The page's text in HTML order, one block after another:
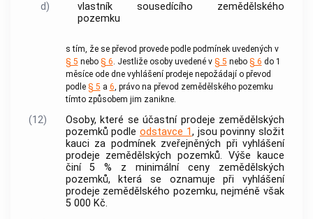
d)
vlastník sousedícího zemědělského
pozemku
s tím, že se převod provede podle podmínek uvedených v
§ 5 nebo § 6 . Jestliže osoby uvedené v § 5 nebo § 6 do 1
měsíce ode dne vyhlášení prodeje nepožádají o převod
podle § 5 a 6 , právo na převod zemědělského pozemku
tímto způsobem jim zanikne.
(12)
Osoby, které se účastní prodeje zemědělských
pozemků podle odstavce 1, jsou povinny složit
kauci za podmínek zveřejněných při vyhlášení
prodeje zemědělských pozemků. Výše kauce
činí 5 % z minimální ceny zemědělských
pozemků, která se oznamuje při vyhlášení
prodeje zemědělského pozemku, nejméně však
5 000 Kč.